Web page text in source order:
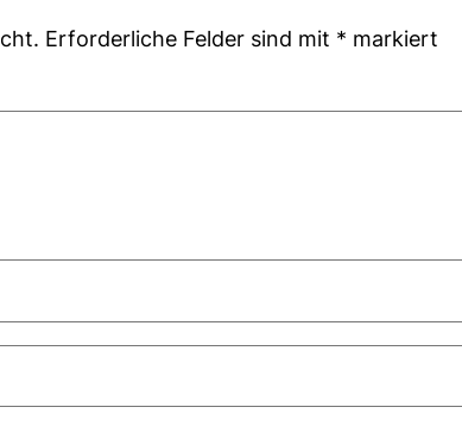
Erforderliche Felder sind mit * markiert